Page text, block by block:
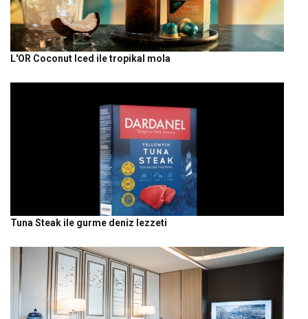
L'OR Coconut Iced ile tropikal mola
Tuna Steak ile gurme deniz lezzeti